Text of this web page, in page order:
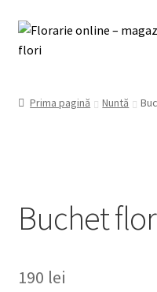
Sari
la
Sari
la
Termeni și condiții
Prima pagină Nuntă
Buchet
190 lei